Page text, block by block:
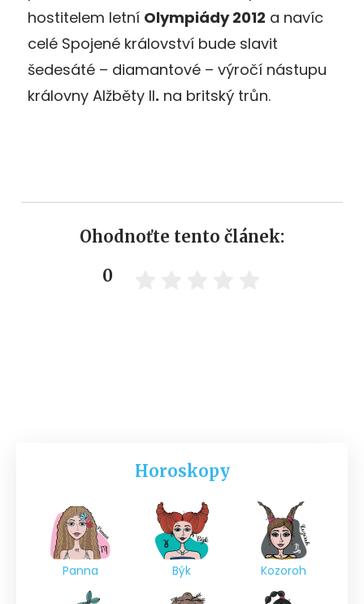
hostitelem letní Olympiády 2012 a navíc
celé Spojené království bude slavit
šedesáté – diamantové – výročí nástupu
královny Alžběty II. na britský trůn.
Ohodnoťte tento článek:
0
Horoskopy
Panna Býk Kozoroh